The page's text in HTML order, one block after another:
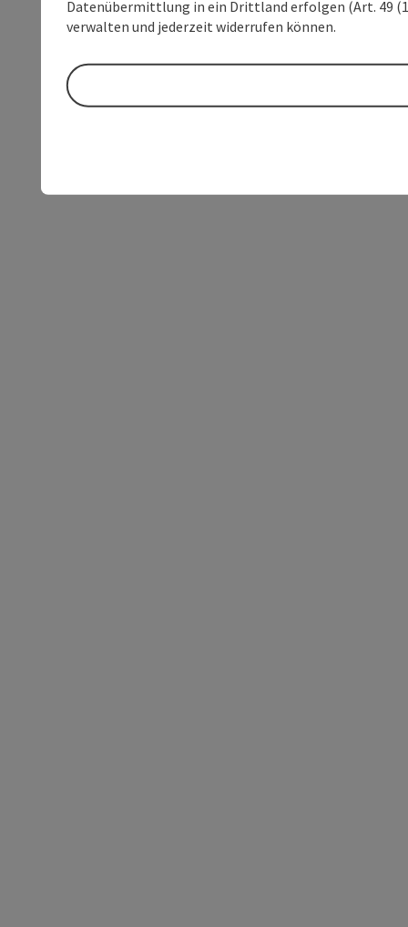
Datenübermittlung in ein Drittland erfolgen (Art. 49
verwalten und jederzeit widerrufen können.